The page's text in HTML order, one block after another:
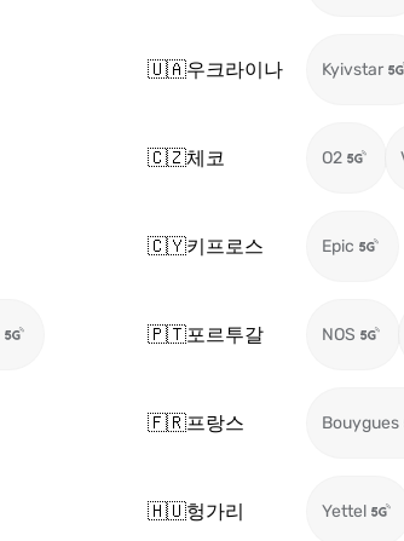
🇺🇦우크라이나 Kyivstar
🇨🇿체코 O2
🇨🇾키프로스 Epic
🇵🇹포르투갈 NOS
🇫🇷프랑스 Bouygues
🇭🇺헝가리 Yettel